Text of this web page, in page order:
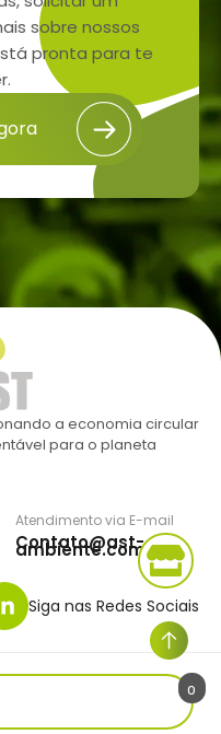
sobre nossos
pronta para te
a economia circular
para o planeta
Atendimento via E-mail
Contato@ast-
ambiente.com.br
Siga nas Redes Sociais
0
os direitos reservados.
Ruston